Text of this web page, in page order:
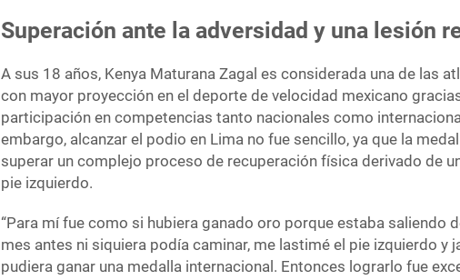
Superación ante la adversidad y una lesión
A sus 18 años, Kenya Maturana Zagal es considerada una de las
con mayor proyección en el deporte de velocidad mexicano
participación en competencias tanto nacionales como
embargo, alcanzar el podio en Lima no fue sencillo, ya que la
superar un complejo proceso de recuperación física derivado de
pie izquierdo.
“Para mí fue como si hubiera ganado oro porque estaba saliendo
mes antes ni siquiera podía caminar, me lastimé el pie izquierdo y
pudiera ganar una medalla internacional. Entonces lograrlo fue